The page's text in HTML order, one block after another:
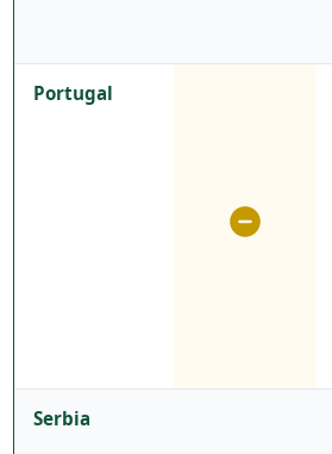
Portugal
Serbia